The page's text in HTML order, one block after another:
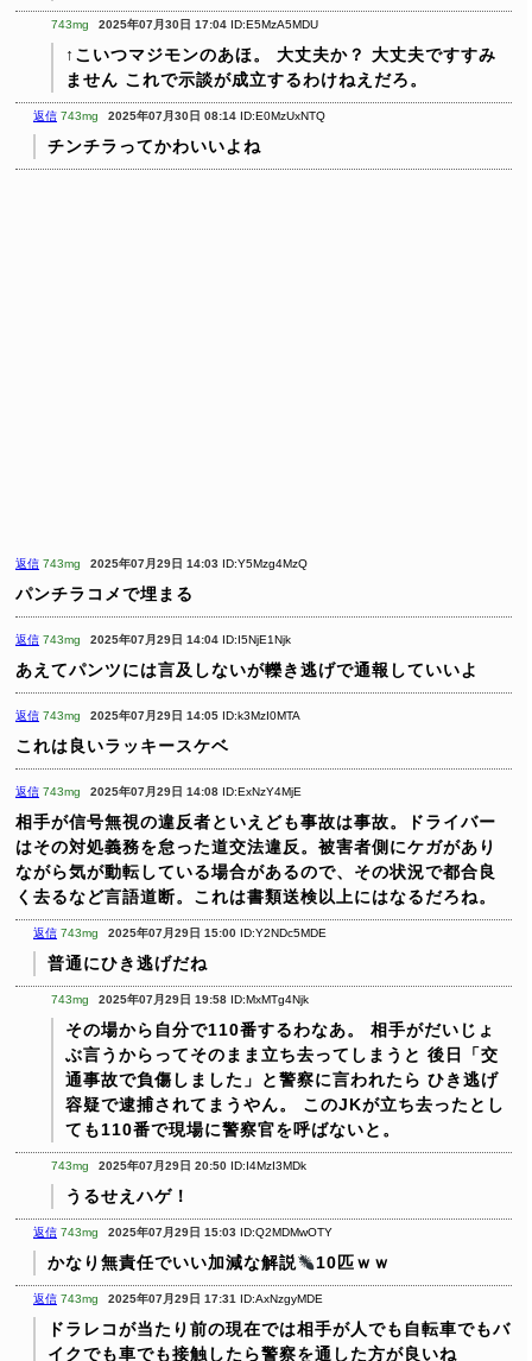
743mg 2025年07月30日 17:04 ID:E5MzA5MDU
↑こいつマジモンのあほ。 大丈夫か？ 大丈夫ですすみ
ません これで示談が成立するわけねえだろ。
返信 743mg 2025年07月30日 08:14 ID:E0MzUxNTQ
チンチラってかわいいよね
返信 743mg 2025年07月29日 14:03 ID:Y5Mzg4MzQ
パンチラコメで埋まる
返信 743mg 2025年07月29日 14:04 ID:I5NjE1Njk
あえてパンツには言及しないが轢き逃げで通報していいよ
返信 743mg 2025年07月29日 14:05 ID:k3MzI0MTA
これは良いラッキースケベ
返信 743mg 2025年07月29日 14:08 ID:ExNzY4MjE
相手が信号無視の違反者といえども事故は事故。ドライバー
はその対処義務を怠った道交法違反。被害者側にケガがあり
ながら気が動転している場合があるので、その状況で都合良
く去るなど言語道断。これは書類送検以上にはなるだろね。
返信 743mg 2025年07月29日 15:00 ID:Y2NDc5MDE
普通にひき逃げだね
743mg 2025年07月29日 19:58 ID:MxMTg4Njk
その場から自分で110番するわなあ。
相手がだいじょ
ぶ言うからってそのまま立ち去ってしまうと 後日「交
通事故で負傷しました」と警察に言われたら ひき逃げ
容疑で逮捕されてまうやん。
このJKが立ち去ったとし
ても110番で現場に警察官を呼ばないと。
743mg 2025年07月29日 20:50 ID:I4MzI3MDk
うるせえハゲ！
返信 743mg 2025年07月29日 15:03 ID:Q2MDMwOTY
かなり無責任でいい加減な解説 10匹ｗｗ
返信 743mg 2025年07月29日 17:31 ID:AxNzgyMDE
ドラレコが当たり前の現在では相手が人でも自転車でもバ
イクでも車でも接触したら警察を通した方が良いね